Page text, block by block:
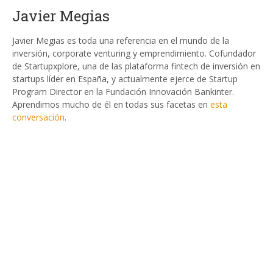
Javier Megias
Javier Megias es toda una referencia en el mundo de la
inversión, corporate venturing y emprendimiento. Cofundador
de Startupxplore, una de las plataforma fintech de inversión en
startups líder en España, y actualmente ejerce de Startup
Program Director en la Fundación Innovación Bankinter.
Aprendimos mucho de él en todas sus facetas en esta
conversación.